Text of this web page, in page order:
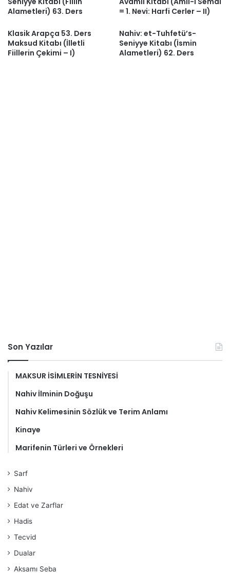
Alametleri) 63. Ders
= 1. Nevi: Harfi Cerler – II)
Klasik Arapça 53. Ders
Maksud Kitabı (İlletli
Fiillerin Çekimi – I)
Nahiv: et-Tuhfetü’s-
Seniyye Kitabı (İsmin
Alametleri) 62. Ders
Son Yazılar
MAKSUR İSİMLERİN TESNİYESİ
Nahiv İlminin Doğuşu
Nahiv Kelimesinin Sözlük ve Terim Anlamı
Kinaye
Marifenin Türleri ve Örnekleri
Sarf
Nahiv
Edat ve Zarflar
Hadis
Tecvid
Dualar
Aksamı Seba